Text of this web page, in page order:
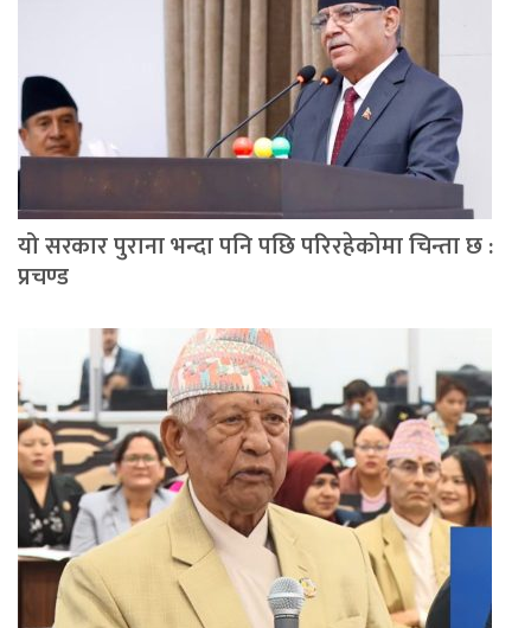
यो सरकार पुराना भन्दा पनि पछि परिरहेकोमा चिन्ता छ :
प्रचण्ड